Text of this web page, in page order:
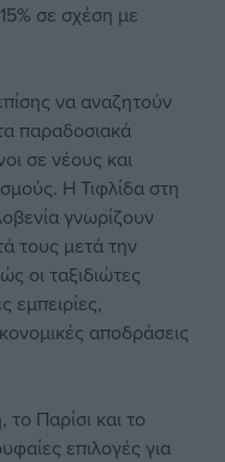
σε σχέση με
να αναζητούν
παραδοσιακά
σε νέους και
Η Τιφλίδα στη
γνωρίζουν
τους μετά την
οι ταξιδιώτες
εμπειρίες,
αποδράσεις
Παρίσι και το
επιλογές για